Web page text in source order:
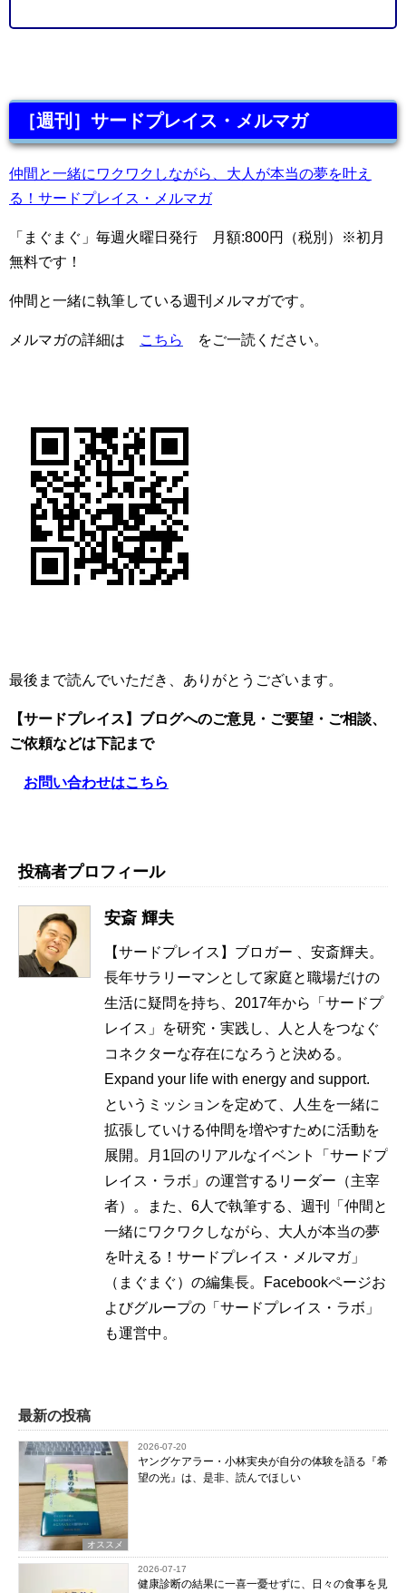
［週刊］サードプレイス・メルマガ
仲間と一緒にワクワクしながら、大人が本当の夢を叶え
る！サードプレイス・メルマガ
「まぐまぐ」毎週火曜日発行 月額:800円（税別）※初月
無料です！
仲間と一緒に執筆している週刊メルマガです。
メルマガの詳細は こちら をご一読ください。
最後まで読んでいただき、ありがとうございます。
【サードプレイス】ブログへのご意見・ご要望・ご相談、
ご依頼などは下記まで
お問い合わせはこちら
投稿者プロフィール
安斎 輝夫
【サードプレイス】ブロガー 、安斎輝夫。
長年サラリーマンとして家庭と職場だけの
生活に疑問を持ち、2017年から「サードプ
レイス」を研究・実践し、人と人をつなぐ
コネクターな存在になろうと決める。
Expand your life with energy and support.
というミッションを定めて、人生を一緒に
拡張していける仲間を増やすために活動を
展開。月1回のリアルなイベント「サードプ
レイス・ラボ」の運営するリーダー（主宰
者）。また、6人で執筆する、週刊「仲間と
一緒にワクワクしながら、大人が本当の夢
を叶える！サードプレイス・メルマガ」
（まぐまぐ）の編集長。Facebookページお
よびグループの「サードプレイス・ラボ」
も運営中。
最新の投稿
オススメ
2026-07-20
ヤングケアラー・小林実央が自分の体験を語る『希
望の光』は、是非、読んでほしい
2026-07-17
健康診断の結果に一喜一憂せずに、日々の食事を見